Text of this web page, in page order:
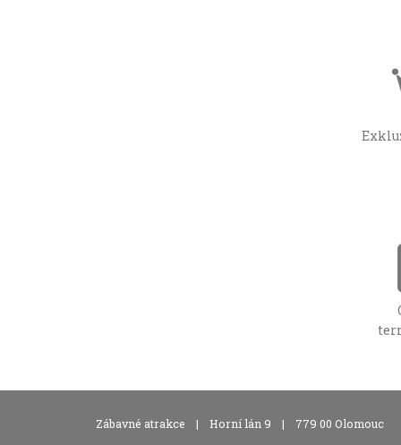
Zábavné atrakce | Horní lán 9 | 779 00 Olomouc